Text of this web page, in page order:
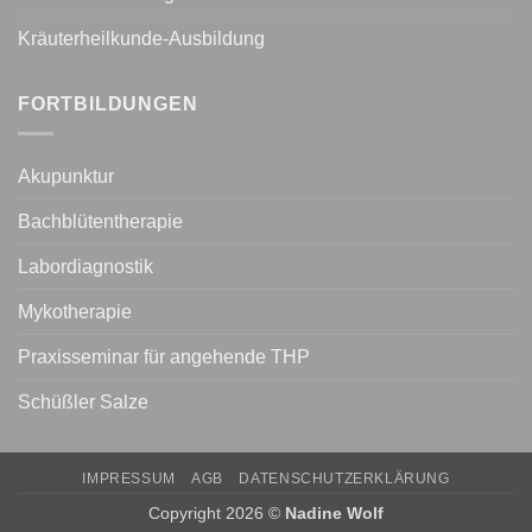
Kräuterheilkunde-Ausbildung
FORTBILDUNGEN
Akupunktur
Bachblütentherapie
Labordiagnostik
Mykotherapie
Praxisseminar für angehende THP
Schüßler Salze
IMPRESSUM AGB DATENSCHUTZERKLÄRUNG
Copyright 2026 © Nadine Wolf